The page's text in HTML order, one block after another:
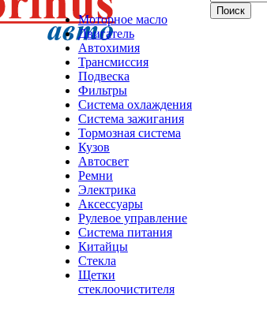
Моторное масло
Двигатель
Автохимия
Трансмиссия
Подвеска
Фильтры
Система охлаждения
Система зажигания
Тормозная система
Кузов
Автосвет
Ремни
Электрика
Аксессуары
Рулевое управление
Система питания
Китайцы
Стекла
Щетки
стеклоочистителя